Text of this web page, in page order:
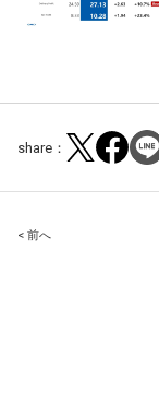
share：
Post
< 前へ